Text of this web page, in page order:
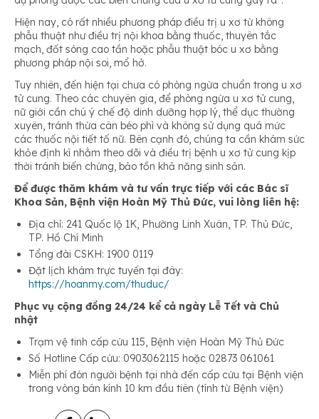
Hiện nay, có rất nhiều phương pháp điều trị u xơ từ không
phẫu thuật như điều trị nội khoa bằng thuốc, thuyên tắc
mạch, đốt sóng cao tần hoặc phẫu thuật bóc u xơ bằng
phương pháp nội soi, mổ hở.
Tuy nhiên, đến hiện tại chưa có phòng ngừa chuẩn trong u xơ
tử cung. Theo các chuyên gia, để phòng ngừa u xơ tử cung,
nữ giới cần chú ý chế độ dinh dưỡng hợp lý, thể dục thường
xuyên, tránh thừa cân béo phì và không sử dụng quá mức
các thuốc nội tiết tố nữ. Bên cạnh đó, chúng ta cần khám sức
khỏe định kì nhằm theo dõi và điều trị bệnh u xơ tử cung kịp
thời tránh biến chứng, bảo tồn khả năng sinh sản.
Để được thăm khám và tư vấn trực tiếp với các Bác sĩ
Khoa Sản, Bệnh viện Hoàn Mỹ Thủ Đức, vui lòng liên hệ:
Địa chỉ: 241 Quốc lộ 1K, Phường Linh Xuân, TP. Thủ Đức,
TP. Hồ Chí Minh
Tổng đài CSKH: 1900 0119
Đặt lịch khám trực tuyến tại đây:
https://hoanmy.com/thuduc/
Phục vụ cộng đồng 24/24 kể cả ngày Lễ Tết và Chủ
nhật
Trạm vệ tinh cấp cứu 115, Bệnh viện Hoàn Mỹ Thủ Đức
Số Hotline Cấp cứu: 0903062115 hoặc 02873 061061
Miễn phí đón người bệnh tại nhà đến cấp cứu tại Bệnh viện
trong vòng bán kính 10 km đầu tiên (tính từ Bệnh viện)